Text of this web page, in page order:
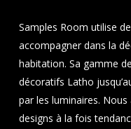
Samples Room utilise
accompagner dans la
habitation. Sa gamme
décoratifs Latho
par les luminaires.
designs à la fois